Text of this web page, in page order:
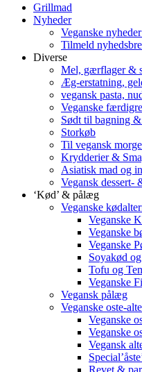
Grillmad
Nyheder
Veganske
Tilmeld
Diverse
Mel, gærflager &
Æg-erstatning,
vegansk pasta,
Veganske
Sødt til bagning
Storkøb
Til vegansk
Krydderier &
Asiatisk mad og
Vegansk dessert-
‘Kød’ & pålæg
Veganske
Veganske
Veganske
Veganske
Soyakød
Tofu og
Veganske
Vegansk pålæg
Veganske oste-
Veganske
Veganske
Vegansk
Revet &